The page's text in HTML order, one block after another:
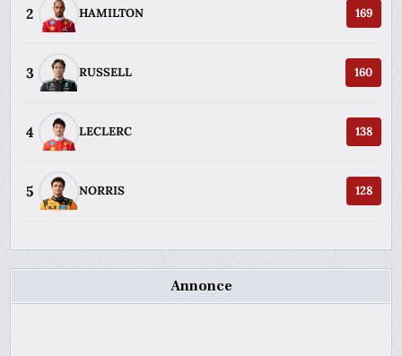
2 HAMILTON 169
3 RUSSELL 160
4 LECLERC 138
5 NORRIS 128
Annonce